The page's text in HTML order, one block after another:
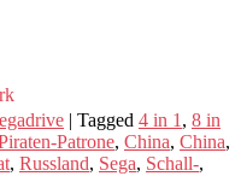
| Tagged 4 in 1 , 8 in
Patrone, China, China,
, Russland, Sega, Schall-,